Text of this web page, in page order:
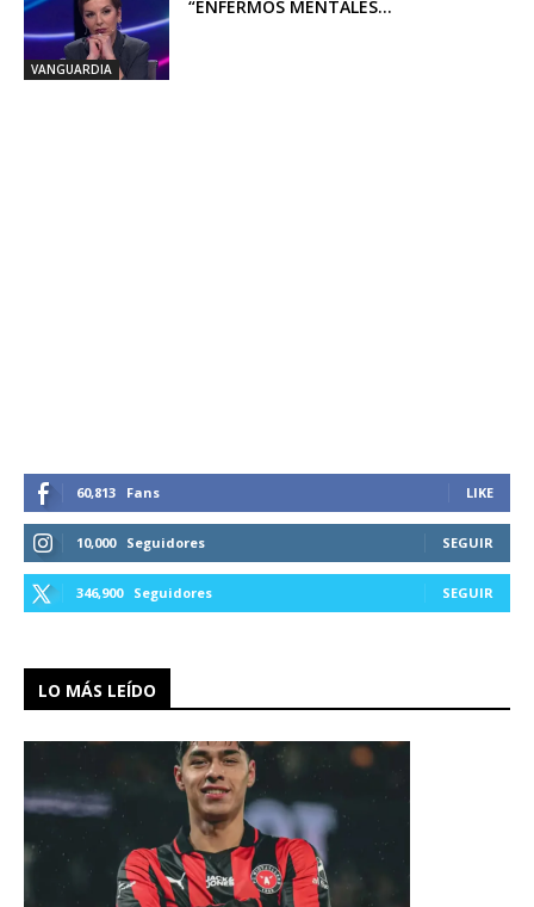
VANGUARDIA
“ENFERMOS MENTALES...
60,813 Fans LIKE
10,000 Seguidores SEGUIR
346,900 Seguidores SEGUIR
LO MÁS LEÍDO